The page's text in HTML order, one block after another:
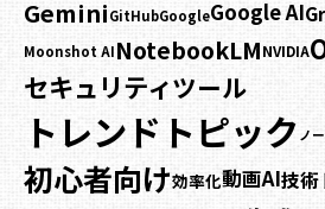
GeminiGitHubGoogleGoogle AI
Moonshot AINotebookLMNVIDIA
セキュリティツール
トレンドトピック ノ
初心者向け効率化動画AI技術